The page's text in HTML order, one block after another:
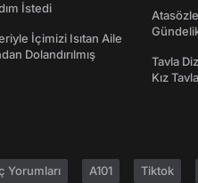
İstedi
İçimizi Isıtan Aile
Dolandırılmış
Tavla
Kız
Yorumları A101 Tiktok